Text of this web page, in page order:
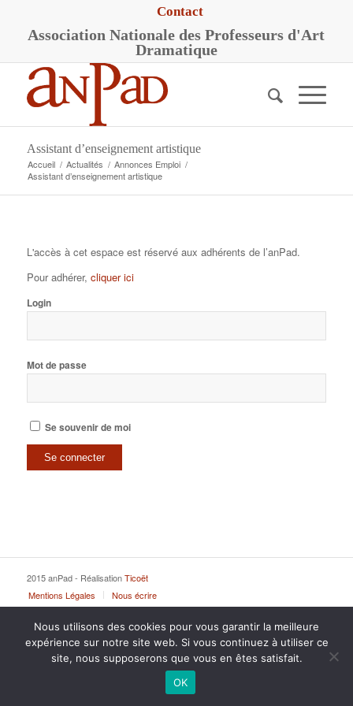
Contact
AssociationNationale desProfesseurs d'Art
Dramatique
Assistant d’enseignement artistique
Accueil / Actualités / Annonces Emploi /
Assistant d’enseignement artistique
L'accès à cet espace est réservé aux adhérents de l’anPad.
Pour adhérer, cliquer ici
Login
Mot de passe
Se souvenir de moi
2015 anPad - RéalisationTicoët
Mentions Légales
Nous écrire
Nous utilisons des cookies pour vous garantir la meilleure
expérience sur notre site web. Si vous continuez à utiliser ce
site, nous supposerons que vous en êtes satisfait.
OK